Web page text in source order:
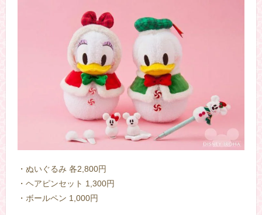
・ぬいぐるみ 各2,800円
・ヘアピンセット 1,300円
・ボールペン 1,000円